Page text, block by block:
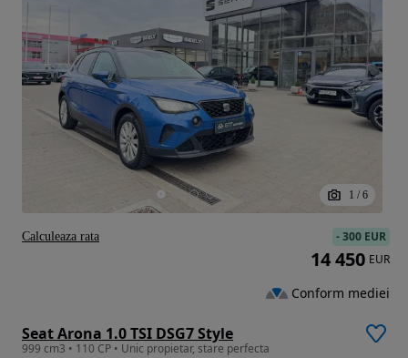
1 / 6
Seat Arona 1.0 TSI DSG7 Style
999 cm3 • 110 CP • Unic propietar, stare perfecta
-300 EUR
14 450 EUR
Conform mediei
Calculeaza rata